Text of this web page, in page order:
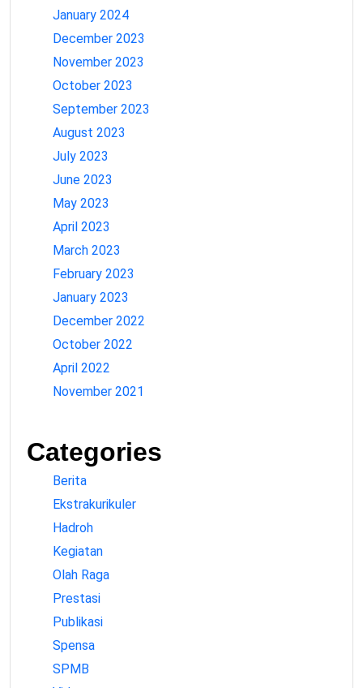
January 2024
December 2023
November 2023
October 2023
September 2023
August 2023
July 2023
June 2023
May 2023
April 2023
March 2023
February 2023
January 2023
December 2022
October 2022
April 2022
November 2021
Categories
Berita
Ekstrakurikuler
Hadroh
Kegiatan
Olah Raga
Prestasi
Publikasi
Spensa
SPMB